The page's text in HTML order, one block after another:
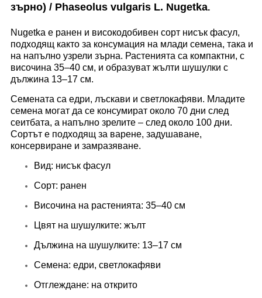
зърно) / Phaseolus vulgaris L. Nugetka.
Nugetka е ранен и високодобивен сорт нисък фасул,
подходящ както за консумация на млади семена, така и
на напълно узрели зърна. Растенията са компактни, с
височина 35–40 см, и образуват жълти шушулки с
дължина 13–17 см.
Семената са едри, лъскави и светлокафяви. Младите
семена могат да се консумират около 70 дни след
сеитбата, а напълно зрелите – след около 100 дни.
Сортът е подходящ за варене, задушаване,
консервиране и замразяване.
Вид: нисък фасул
Сорт: ранен
Височина на растенията: 35–40 см
Цвят на шушулките: жълт
Дължина на шушулките: 13–17 см
Семена: едри, светлокафяви
Отглеждане: на открито